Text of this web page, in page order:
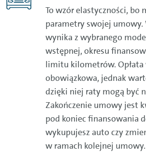
To wzór elastyczności, bo
parametry swojej umowy.
wynika z wybranego
wstępnej, okresu
limitu kilometrów.
obowiązkowa, jednak
dzięki niej raty mogą być
Zakończenie umowy jest
pod koniec finansowania
wykupujesz auto czy
w ramach kolejnej umowy.